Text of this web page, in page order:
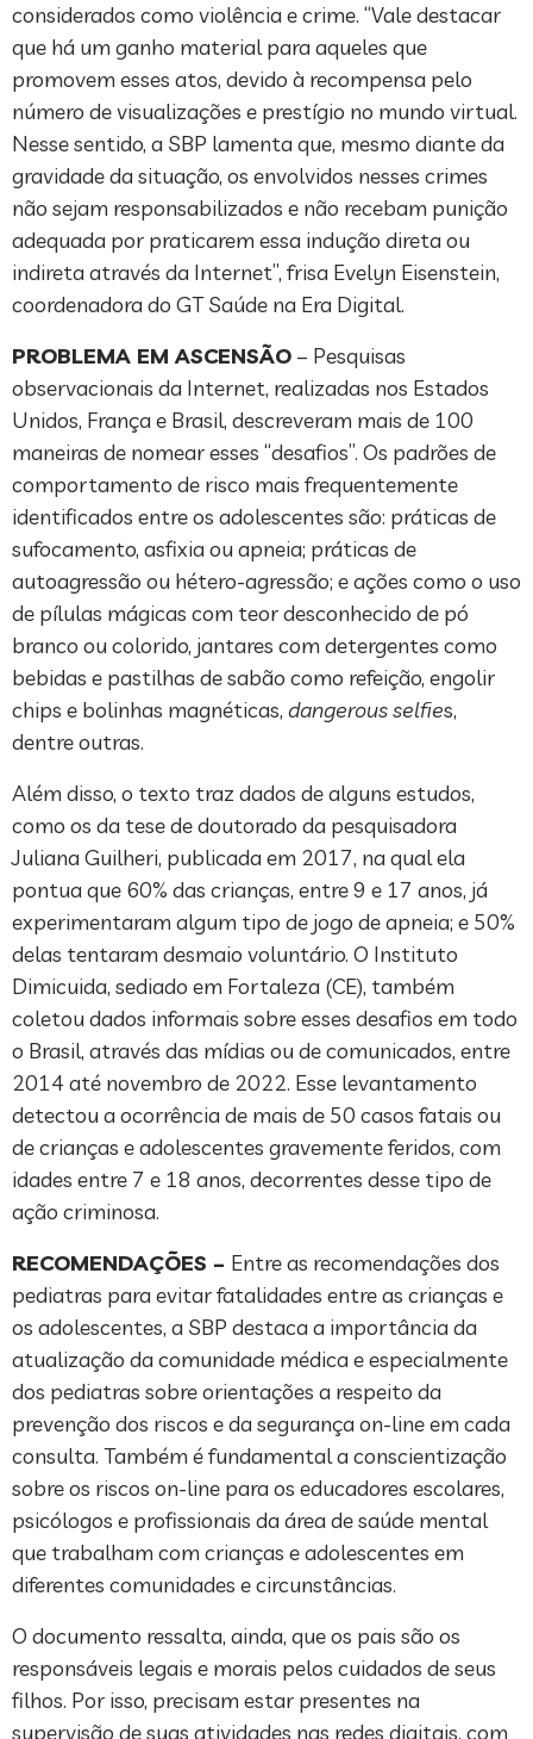
considerados como violência e crime. “Vale destacar
que há um ganho material para aqueles que
promovem esses atos, devido à recompensa pelo
número de visualizações e prestígio no mundo virtual.
Nesse sentido, a SBP lamenta que, mesmo diante da
gravidade da situação, os envolvidos nesses crimes
não sejam responsabilizados e não recebam punição
adequada por praticarem essa indução direta ou
indireta através da Internet”, frisa Evelyn Eisenstein,
coordenadora do GT Saúde na Era Digital.
PROBLEMA EM ASCENSÃO – Pesquisas
observacionais da Internet, realizadas nos Estados
Unidos, França e Brasil, descreveram mais de 100
maneiras de nomear esses “desafios”. Os padrões de
comportamento de risco mais frequentemente
identificados entre os adolescentes são: práticas de
sufocamento, asfixia ou apneia; práticas de
autoagressão ou hétero-agressão; e ações como o uso
de pílulas mágicas com teor desconhecido de pó
branco ou colorido, jantares com detergentes como
bebidas e pastilhas de sabão como refeição, engolir
chips e bolinhas magnéticas, dangerous selfies,
dentre outras.
Além disso, o texto traz dados de alguns estudos,
como os da tese de doutorado da pesquisadora
Juliana Guilheri, publicada em 2017, na qual ela
pontua que 60% das crianças, entre 9 e 17 anos, já
experimentaram algum tipo de jogo de apneia; e 50%
delas tentaram desmaio voluntário. O Instituto
Dimicuida, sediado em Fortaleza (CE), também
coletou dados informais sobre esses desafios em todo
o Brasil, através das mídias ou de comunicados, entre
2014 até novembro de 2022. Esse levantamento
detectou a ocorrência de mais de 50 casos fatais ou
de crianças e adolescentes gravemente feridos, com
idades entre 7 e 18 anos, decorrentes desse tipo de
ação criminosa.
RECOMENDAÇÕES – Entre as recomendações dos
pediatras para evitar fatalidades entre as crianças e
os adolescentes, a SBP destaca a importância da
atualização da comunidade médica e especialmente
dos pediatras sobre orientações a respeito da
prevenção dos riscos e da segurança on-line em cada
consulta. Também é fundamental a conscientização
sobre os riscos on-line para os educadores escolares,
psicólogos e profissionais da área de saúde mental
que trabalham com crianças e adolescentes em
diferentes comunidades e circunstâncias.
O documento ressalta, ainda, que os pais são os
responsáveis legais e morais pelos cuidados de seus
filhos. Por isso, precisam estar presentes na
supervisão de suas atividades nas redes digitais, com